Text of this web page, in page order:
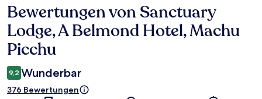
Bewertungen
Bewertungen von Sanctuary
Lodge, A Belmond Hotel, Machu
Picchu
9,2 Wunderbar
376 Bewertungen